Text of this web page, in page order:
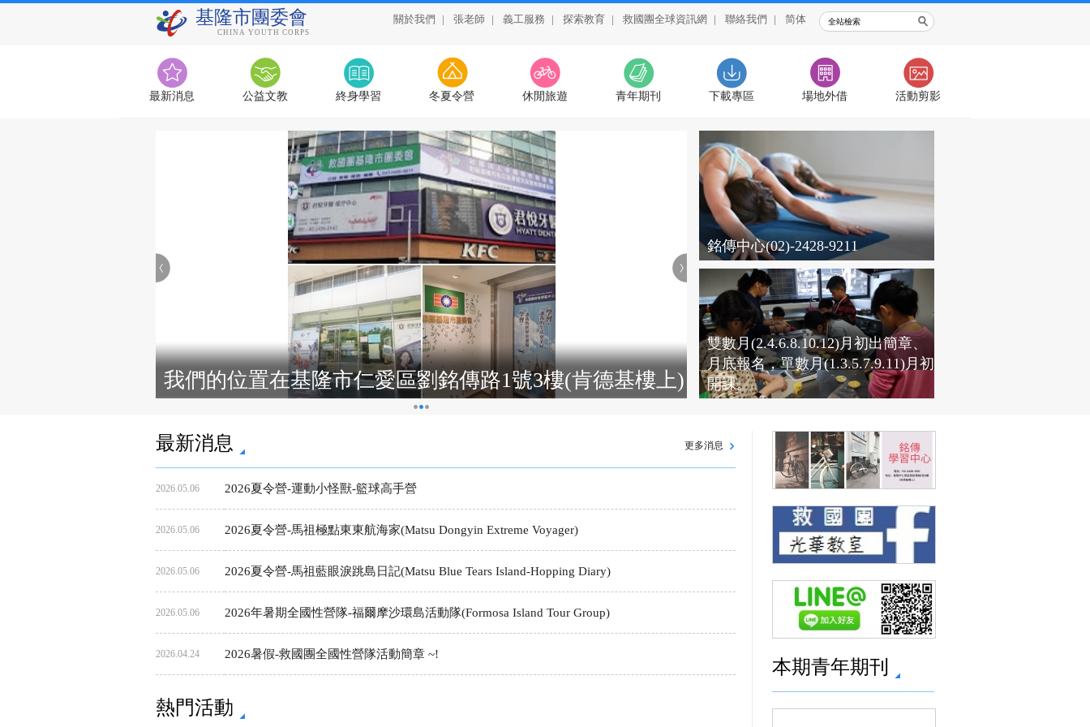
基隆市團委會
CHINA YOUTH CORPS
關於我們 | 張老師 | 義工服務 | 探索教育 | 救國團全球資訊網 | 聯絡我們 | 简体
最新消息 公益文教 終身學習 冬夏令營 休閒旅遊 青年期刊 下載專區 場地外借 活動剪影
•••
我們的位置在基隆市仁愛區劉銘傳路1號3樓(肯德基樓上)
銘傳中心(02)-2428-9211
雙數月(2.4.6.8.10.12)月初出簡章、
月底報名，單數月(1.3.5.7.9.11)月初
開課。
最新消息 更多消息
2026.05.06 2026夏令營-運動小怪獸-籃球高手營
2026.05.06 2026夏令營-馬祖極點東東航海家(Matsu Dongyin Extreme Voyager)
2026.05.06 2026夏令營-馬祖藍眼淚跳島日記(Matsu Blue Tears Island-Hopping Diary)
2026.05.06 2026年暑期全國性營隊-福爾摩沙環島活動隊(Formosa Island Tour Group)
2026.04.24 2026暑假-救國團全國性營隊活動簡章 ~!
熱門活動
本期青年期刊